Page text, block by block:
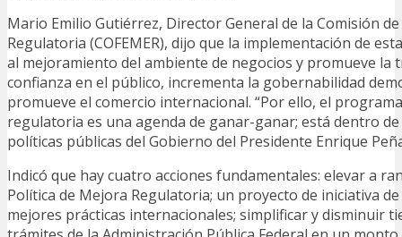
Mario Emilio Gutiérrez, Director General de la Comisión
Regulatoria (COFEMER), dijo que la implementación de
al mejoramiento del ambiente de negocios y promueve la
confianza en el público, incrementa la gobernabilidad
promueve el comercio internacional. “Por ello, el
regulatoria es una agenda de ganar-ganar; está dentro
políticas públicas del Gobierno del Presidente Enrique
Indicó que hay cuatro acciones fundamentales: elevar a
Política de Mejora Regulatoria; un proyecto de iniciativa
mejores prácticas internacionales; simplificar y disminuir